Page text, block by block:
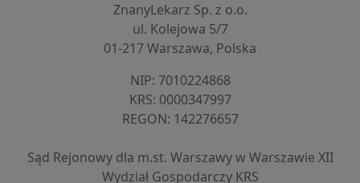
ZnanyLekarz Sp. z o.o.
ul. Kolejowa 5/7
01-217 Warszawa, Polska
NIP: ⁠7010224868
KRS: ⁠0000347997
REGON: ⁠142276657
Sąd Rejonowy dla m.st. Warszawy w Warszawie XII
Wydział Gospodarczy KRS